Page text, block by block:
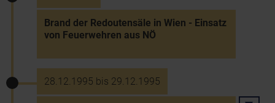
Brand der Redoutensäle in Wien - Einsatz
von Feuerwehren aus NÖ
28.12.1995 bis 29.12.1995